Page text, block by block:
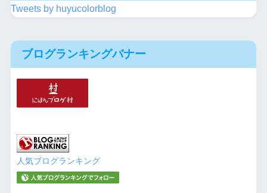
Tweets by huyucolorblog
ブログランキングバナー
人気ブログランキング